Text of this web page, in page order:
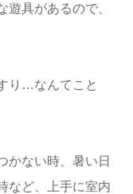
具があるので、
り…なんてこと
かない時、暑い日
など、上手に室内